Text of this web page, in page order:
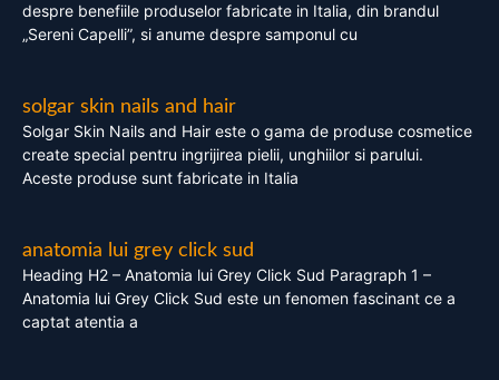
despre benefiile produselor fabricate in Italia, din brandul
„Sereni Capelli”, si anume despre samponul cu
solgar skin nails and hair
Solgar Skin Nails and Hair este o gama de produse cosmetice
create special pentru ingrijirea pielii, unghiilor si parului.
Aceste produse sunt fabricate in Italia
anatomia lui grey click sud
Heading H2 – Anatomia lui Grey Click Sud Paragraph 1 –
Anatomia lui Grey Click Sud este un fenomen fascinant ce a
captat atentia a